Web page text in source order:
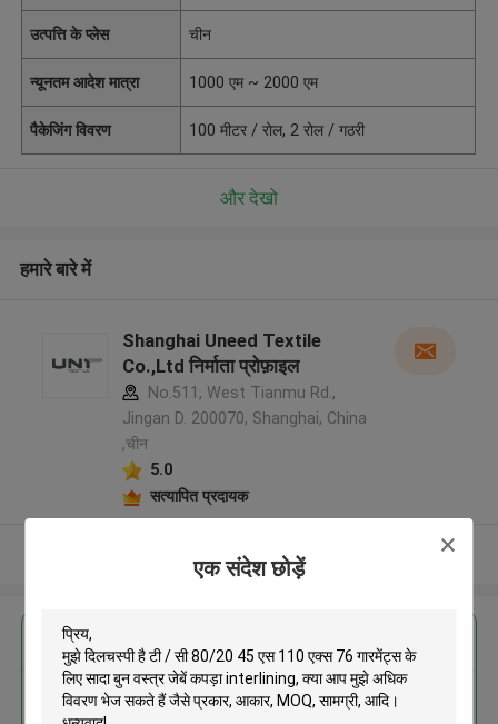
एक संदेश छोड़ें
उत्पत्ति के प्लेस चीन
न्यूनतम आदेश मात्रा 1000 एम ~ 2000 एम
पैकेजिंग विवरण 100 मीटर / रोल, 2 रोल / गठरी
और देखो
हमारे बारे में
Shanghai Uneed Textile
Co.,Ltd निर्माता प्रोफ़ाइल
No.511, West Tianmu Rd.,
Jingan D. 200070, Shanghai, China
,चीन
5.0
सत्यापित प्रदायक
और देखो
टी / सी 80/20 45 एस 110 एक्स 76